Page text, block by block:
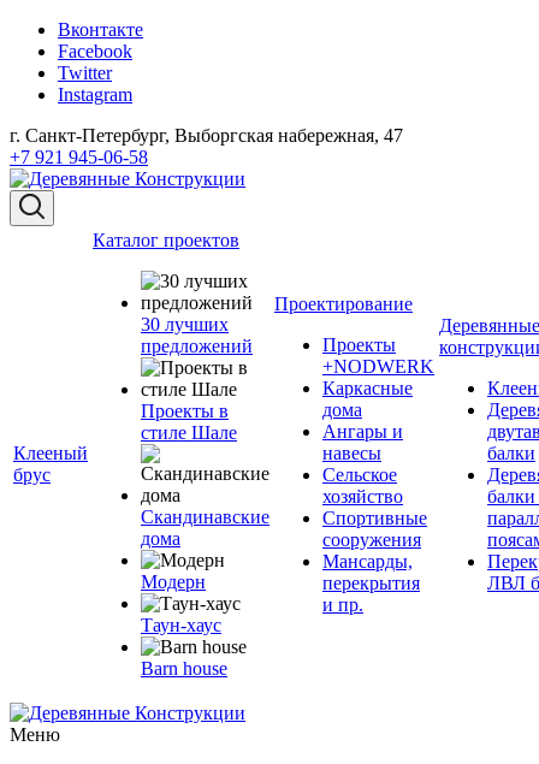
Вконтакте
Facebook
Twitter
Instagram
г. Санкт-Петербург, Выборгская набережная, 47
+7 921 945-06-58
Клееный
брус
Каталог проектов
30 лучших
предложений
Проекты в
стиле Шале
Скандинавские
дома
Модерн
Таун-хаус
Barn house
Проектирование
Проекты
+NODWERK
Каркасные
дома
Ангары и
навесы
Сельское
хозяйство
Спортивные
сооружения
Мансарды,
перекрытия
и пр.
Деревянные
балки
балки
ЛВЛ
Меню